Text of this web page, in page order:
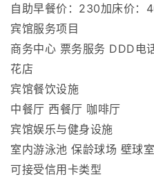
自助早餐价：230加床价：
宾馆服务项目
商务中心 票务服务 DDD电
花店
宾馆餐饮设施
中餐厅 西餐厅 咖啡厅
宾馆娱乐与健身设施
室内游泳池 保龄球场 壁球
可接受信用卡类型